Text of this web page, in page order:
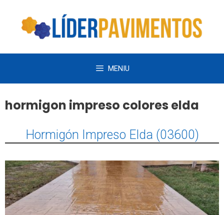
contenido
MENIU
hormigon impreso colores elda
Hormigón Impreso Elda (03600)